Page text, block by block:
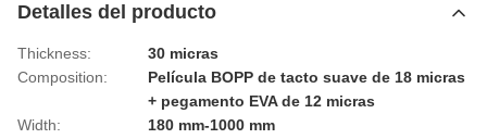
Detalles del producto
Thickness:
30 micras
Composition:
Película BOPP de tacto suave de 18 micras
+ pegamento EVA de 12 micras
Width:
180 mm-1000 mm